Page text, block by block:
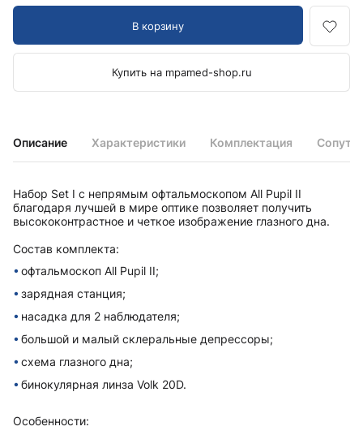
Описание Характеристики Комплектация
Набор Set I с непрямым офтальмоскопом All Pupil II
благодаря лучшей в мире оптике позволяет получить
высококонтрастное и четкое изображение глазного дна.
Состав комплекта:
офтальмоскоп All Pupil II;
зарядная станция;
насадка для 2 наблюдателя;
большой и малый склеральные депрессоры;
схема глазного дна;
бинокулярная линза Volk 20D.
Особенности:
В корзину
Купить на mpamed-shop.ru